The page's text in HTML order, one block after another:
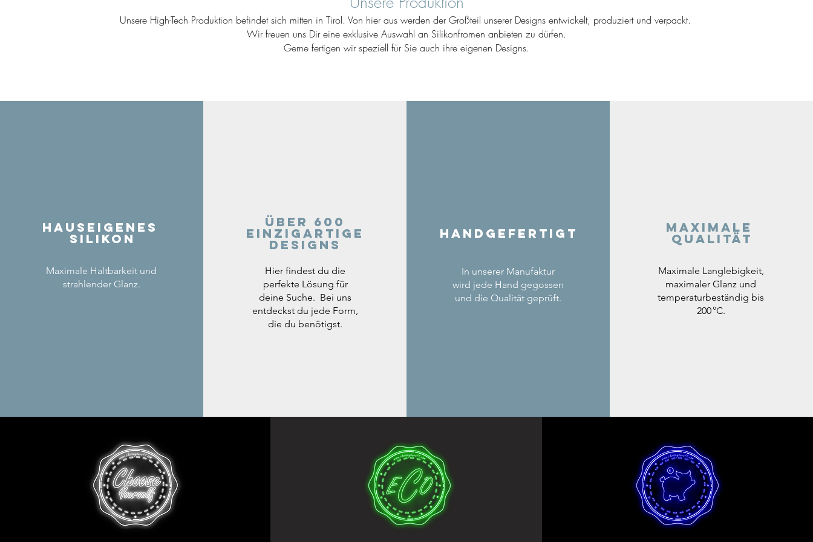
Unsere High-Tech Produktion befindet sich mitten in Tirol. Von hier aus werden der Großteil unserer Designs entwickelt, produziert und verpackt.
Wir freuen uns Dir eine exklusive Auswahl an Silikonfromen anbieten zu dürfen.
Gerne fertigen wir speziell für Sie auch ihre eigenen Designs.
Hauseigenes
Silikon
Maximale Haltbarkeit und
strahlender Glanz.
Über 600
einzigartige
Designs
Hier findest du die
perfekte Lösung für
deine Suche. Bei uns
entdeckst du jede Form,
die du benötigst.
Handgefertigt
In unserer Manufaktur
wird jede Hand gegossen
und die Qualität geprüft.
Maximale
Qualität
Maximale Langlebigkeit,
maximaler Glanz und
temperaturbeständig bis
200 °C.